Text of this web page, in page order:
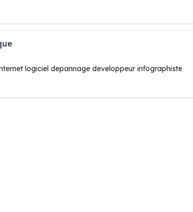
logiciel depannage developpeur infographiste